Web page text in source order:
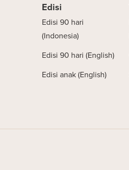
Edisi
Edisi 90 hari
(Indonesia)
Edisi 90 hari (English)
Edisi anak (English)